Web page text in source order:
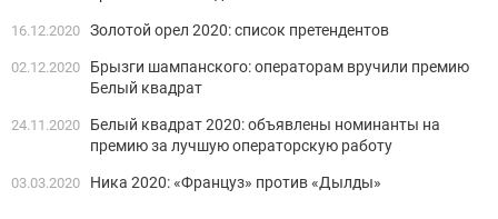
16.12.2020 Золотой орел 2020: список претендентов
02.12.2020
Брызги шампанского: операторам вручили премию
Белый квадрат
24.11.2020
Белый квадрат 2020: объявлены номинанты на
премию за лучшую операторскую работу
03.03.2020 Ника 2020: «Француз» против «Дылды»